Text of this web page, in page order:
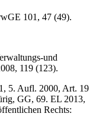
101, 47 (49).
und
119 (123).
5. Aufl. 2000, Art. 19
GG, 69. EL 2013,
Rechts: